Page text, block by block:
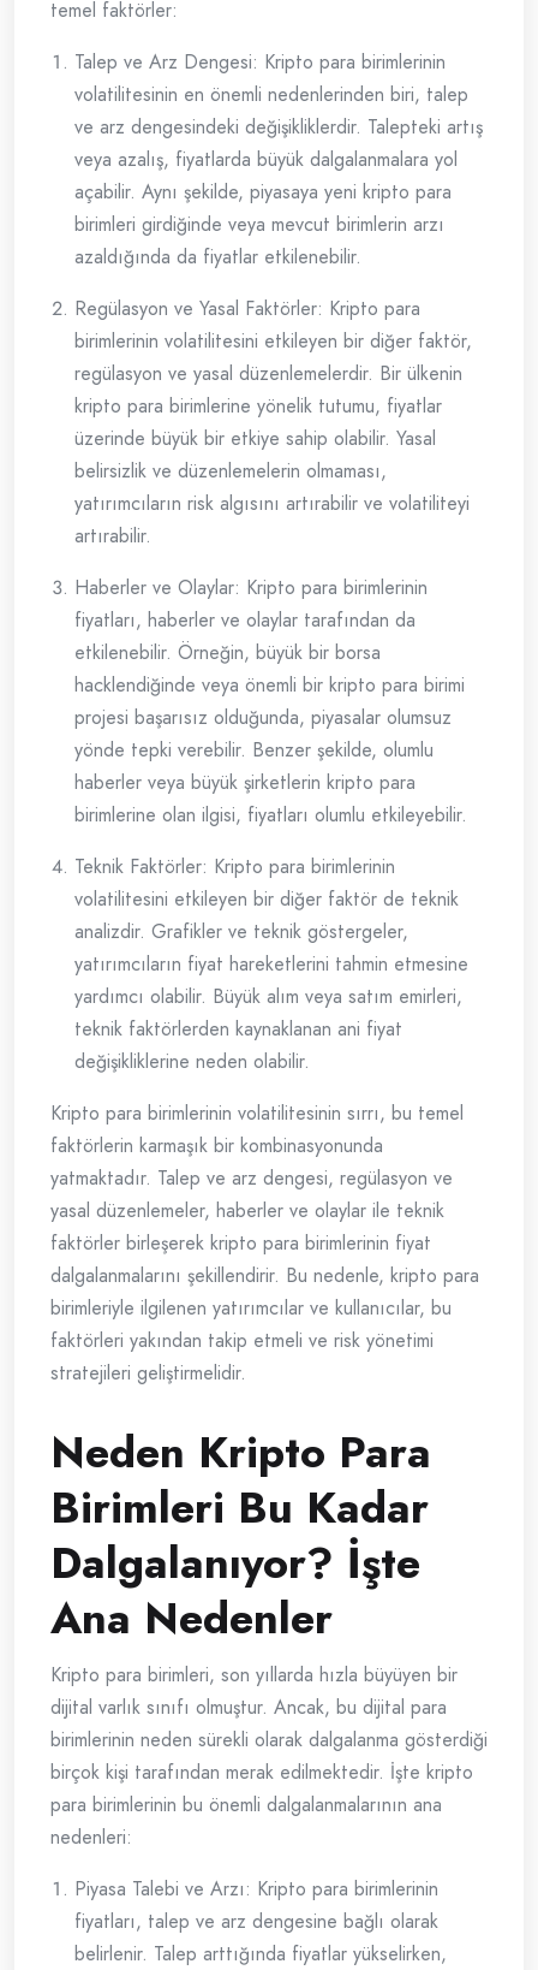
temel faktörler:
Talep ve Arz Dengesi: Kripto para birimlerinin
volatilitesinin en önemli nedenlerinden biri, talep
ve arz dengesindeki değişikliklerdir. Talepteki artış
veya azalış, fiyatlarda büyük dalgalanmalara yol
açabilir. Aynı şekilde, piyasaya yeni kripto para
birimleri girdiğinde veya mevcut birimlerin arzı
azaldığında da fiyatlar etkilenebilir.
Regülasyon ve Yasal Faktörler: Kripto para
birimlerinin volatilitesini etkileyen bir diğer faktör,
regülasyon ve yasal düzenlemelerdir. Bir ülkenin
kripto para birimlerine yönelik tutumu, fiyatlar
üzerinde büyük bir etkiye sahip olabilir. Yasal
belirsizlik ve düzenlemelerin olmaması,
yatırımcıların risk algısını artırabilir ve volatiliteyi
artırabilir.
Haberler ve Olaylar: Kripto para birimlerinin
fiyatları, haberler ve olaylar tarafından da
etkilenebilir. Örneğin, büyük bir borsa
hacklendiğinde veya önemli bir kripto para birimi
projesi başarısız olduğunda, piyasalar olumsuz
yönde tepki verebilir. Benzer şekilde, olumlu
haberler veya büyük şirketlerin kripto para
birimlerine olan ilgisi, fiyatları olumlu etkileyebilir.
Teknik Faktörler: Kripto para birimlerinin
volatilitesini etkileyen bir diğer faktör de teknik
analizdir. Grafikler ve teknik göstergeler,
yatırımcıların fiyat hareketlerini tahmin etmesine
yardımcı olabilir. Büyük alım veya satım emirleri,
teknik faktörlerden kaynaklanan ani fiyat
değişikliklerine neden olabilir.
Kripto para birimlerinin volatilitesinin sırrı, bu temel
faktörlerin karmaşık bir kombinasyonunda
yatmaktadır. Talep ve arz dengesi, regülasyon ve
yasal düzenlemeler, haberler ve olaylar ile teknik
faktörler birleşerek kripto para birimlerinin fiyat
dalgalanmalarını şekillendirir. Bu nedenle, kripto para
birimleriyle ilgilenen yatırımcılar ve kullanıcılar, bu
faktörleri yakından takip etmeli ve risk yönetimi
stratejileri geliştirmelidir.
Neden Kripto Para
Birimleri Bu Kadar
Dalgalanıyor? İşte
Ana Nedenler
Kripto para birimleri, son yıllarda hızla büyüyen bir
dijital varlık sınıfı olmuştur. Ancak, bu dijital para
birimlerinin neden sürekli olarak dalgalanma gösterdiği
birçok kişi tarafından merak edilmektedir. İşte kripto
para birimlerinin bu önemli dalgalanmalarının ana
nedenleri:
Piyasa Talebi ve Arzı: Kripto para birimlerinin
fiyatları, talep ve arz dengesine bağlı olarak
belirlenir. Talep arttığında fiyatlar yükselirken,